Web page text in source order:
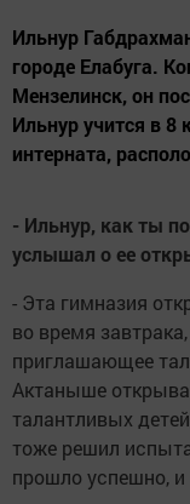
Ильнур
городе Елабуга.
Мензелинск, он
Ильнур учится в 8
интерната,
- Ильнур, как ты
услышал о ее
- Эта гимназия
во время
приглашающее
Актаныше
талантливых
тоже решил
прошло успешно,